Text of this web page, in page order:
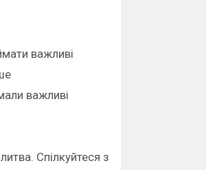
важливі
важливі
Спілкуйтеся з